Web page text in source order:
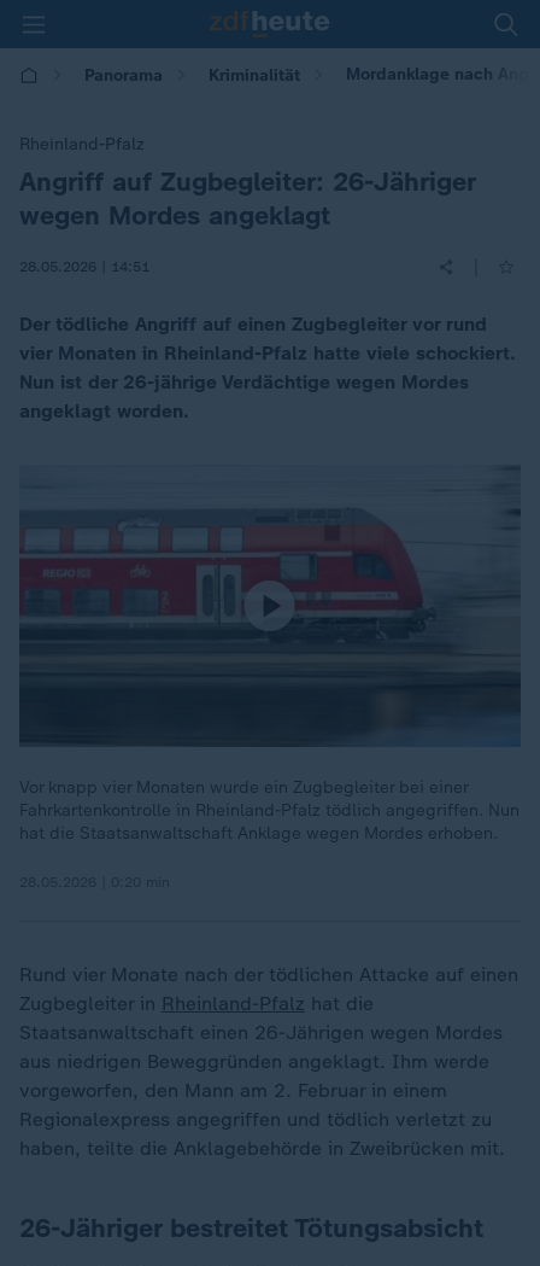
Panorama Kriminalität Mordanklage nach
Rheinland-Pfalz
:
Angriff auf Zugbegleiter: 26-Jähriger
wegen Mordes angeklagt
28.05.2026 | 14:51
Der tödliche Angriff auf einen Zugbegleiter vor rund
vier Monaten in Rheinland-Pfalz hatte viele schockiert.
Nun ist der 26-jährige Verdächtige wegen Mordes
angeklagt worden.
Vor knapp vier Monaten wurde ein Zugbegleiter bei einer
Fahrkartenkontrolle in Rheinland-Pfalz tödlich angegriffen. Nun
hat die Staatsanwaltschaft Anklage wegen Mordes erhoben.
Rund vier Monate nach der tödlichen Attacke auf einen
Zugbegleiter in Rheinland-Pfalz hat die
Staatsanwaltschaft einen 26-Jährigen wegen Mordes
aus niedrigen Beweggründen angeklagt. Ihm werde
vorgeworfen, den Mann am 2. Februar in einem
Regionalexpress angegriffen und tödlich verletzt zu
haben, teilte die Anklagebehörde in Zweibrücken mit.
26-Jähriger bestreitet Tötungsabsicht